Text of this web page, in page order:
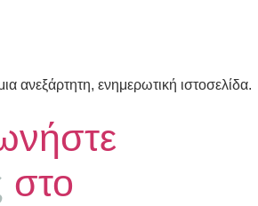
ανεξάρτητη, ενημερωτική ιστοσελίδα.
στο